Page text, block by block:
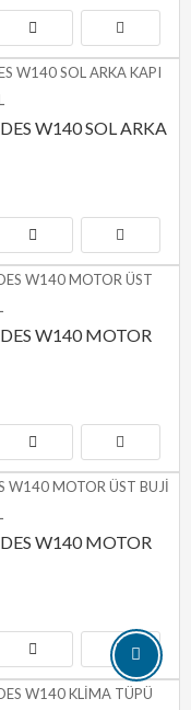
W140 SOL ARKA
W140 MOTOR
W140 MOTOR